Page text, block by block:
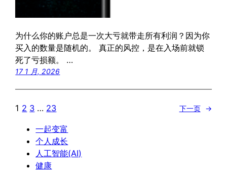
为什么你的账户总是一次大亏就带走所有利润？因为你
买入的数量是随机的。 真正的风控，是在入场前就锁
死了亏损额。 …
17 1 月, 2026
1 2 3 … 23 下一页 →
一起变富
个人成长
人工智能(AI)
健康